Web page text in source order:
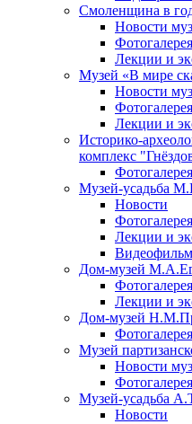
Смоленщина в
Новости
Фотогалерея
Лекции и
Музей «В мире
Новости
Фотогалерея
Лекции и
Историко-
комплекс
Фотогалерея
Музей-усадьба
Новости
Фотогалерея
Лекции и
Дом-музей
Фотогалерея
Лекции и
Дом-музей
Фотогалерея
Музей
Новости
Фотогалерея
Музей-усадьба
Новости